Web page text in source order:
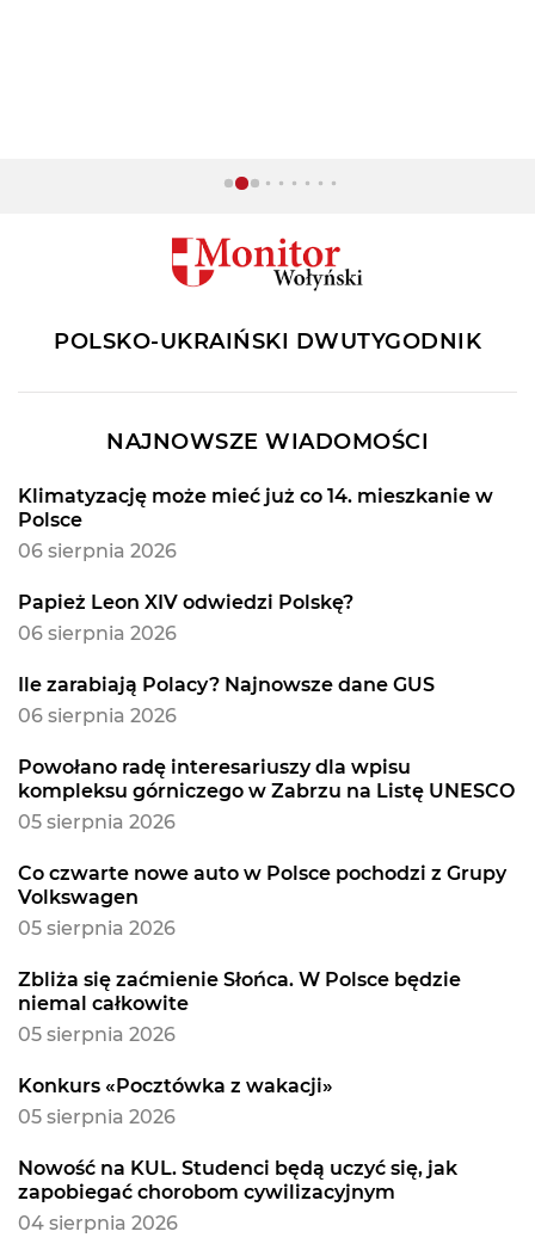
POLSKO-UKRAIŃSKI DWUTYGODNIK
NAJNOWSZE WIADOMOŚCI
Klimatyzację może mieć już co 14. mieszkanie w
Polsce
06 sierpnia 2026
Papież Leon XIV odwiedzi Polskę?
06 sierpnia 2026
Ile zarabiają Polacy? Najnowsze dane GUS
06 sierpnia 2026
Powołano radę interesariuszy dla wpisu
kompleksu górniczego w Zabrzu na Listę UNESCO
05 sierpnia 2026
Co czwarte nowe auto w Polsce pochodzi z Grupy
Volkswagen
05 sierpnia 2026
Zbliża się zaćmienie Słońca. W Polsce będzie
niemal całkowite
05 sierpnia 2026
Konkurs «Pocztówka z wakacji»
05 sierpnia 2026
Nowość na KUL. Studenci będą uczyć się, jak
zapobiegać chorobom cywilizacyjnym
04 sierpnia 2026